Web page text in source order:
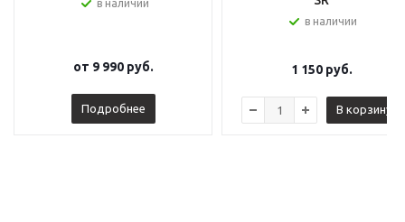
в наличии
от 9 990 руб.
Подробнее
в наличии
1 150руб.
В корзину